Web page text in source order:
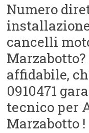
Numero
cancelli
affidabile,
0910471
tecnico per
Marzabotto !